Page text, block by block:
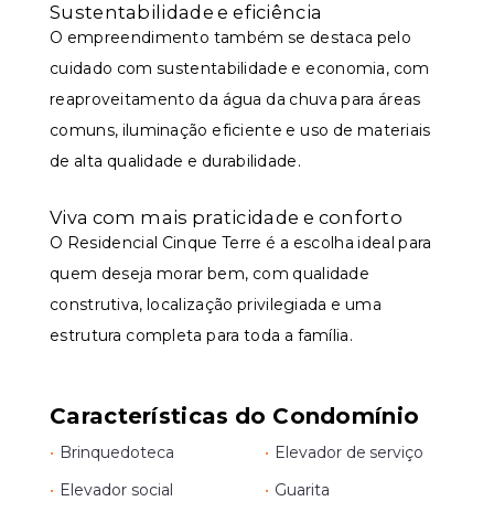
Sustentabilidade e eficiência
O empreendimento também se destaca pelo
cuidado com sustentabilidade e economia, com
reaproveitamento da água da chuva para áreas
comuns, iluminação eficiente e uso de materiais
de alta qualidade e durabilidade.
Viva com mais praticidade e conforto
O Residencial Cinque Terre é a escolha ideal para
quem deseja morar bem, com qualidade
construtiva, localização privilegiada e uma
estrutura completa para toda a família.
Características do Condomínio
• Brinquedoteca • Elevador de serviço
• Elevador social • Guarita